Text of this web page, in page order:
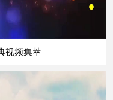
视频集萃